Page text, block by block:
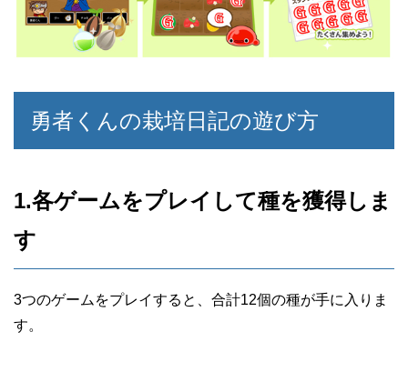
勇者くんの栽培日記の遊び方
1.各ゲームをプレイして種を獲得しま
す
3つのゲームをプレイすると、合計12個の種が手に入りま
す。